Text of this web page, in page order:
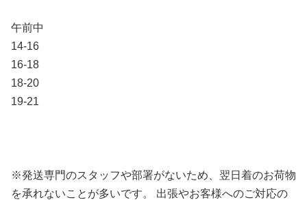
午前中
14-16
16-18
18-20
19-21
※発送専門のスタッフや部署がないため、翌日着のお荷物
を承れないことが多いです。 出張やお客様へのご対応の